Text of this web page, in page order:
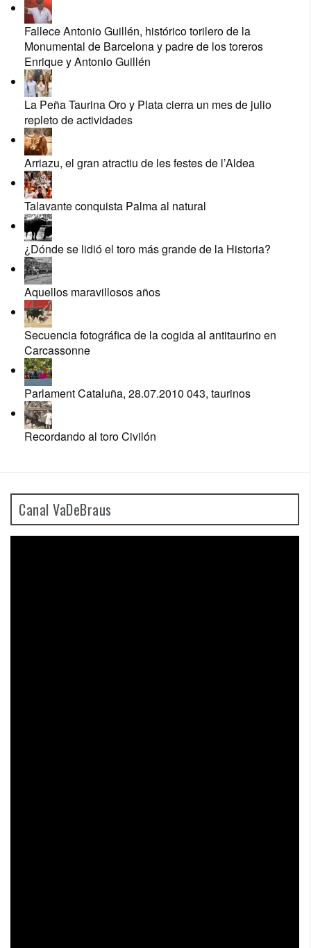
Fallece Antonio Guillén, histórico torilero de la
Monumental de Barcelona y padre de los toreros
Enrique y Antonio Guillén
La Peña Taurina Oro y Plata cierra un mes de julio
repleto de actividades
Arriazu, el gran atractiu de les festes de l’Aldea
Talavante conquista Palma al natural
¿Dónde se lidió el toro más grande de la Historia?
Aquellos maravillosos años
Secuencia fotográfica de la cogida al antitaurino en
Carcassonne
Parlament Cataluña, 28.07.2010 043, taurinos
Recordando al toro Civilón
Canal VaDeBraus